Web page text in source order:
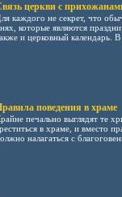
церкви с
каждого не секрет, что
которые являются
и церковный календарь. В
поведения в храме
печально выглядят те
в храме, и вместо
налагаться с